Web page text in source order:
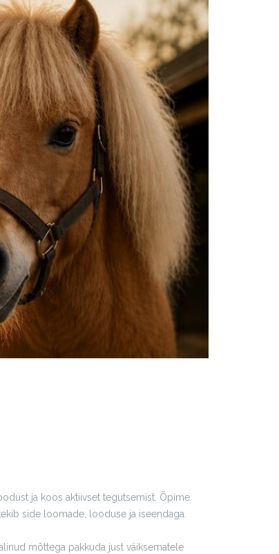
ja koos aktiivset tegutsemist. Õpime
side loomade, looduse ja iseendaga.
mõttega pakkuda just väiksematele